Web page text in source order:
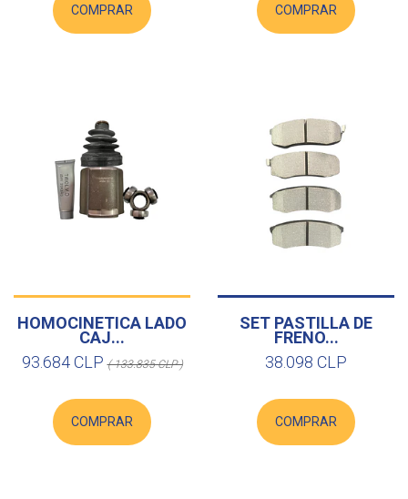
COMPRAR COMPRAR
HOMOCINETICA LADO
CAJ...
93.684 CLP( 133.835 CLP )
COMPRAR
SET PASTILLA DE
FRENO...
38.098 CLP
COMPRAR